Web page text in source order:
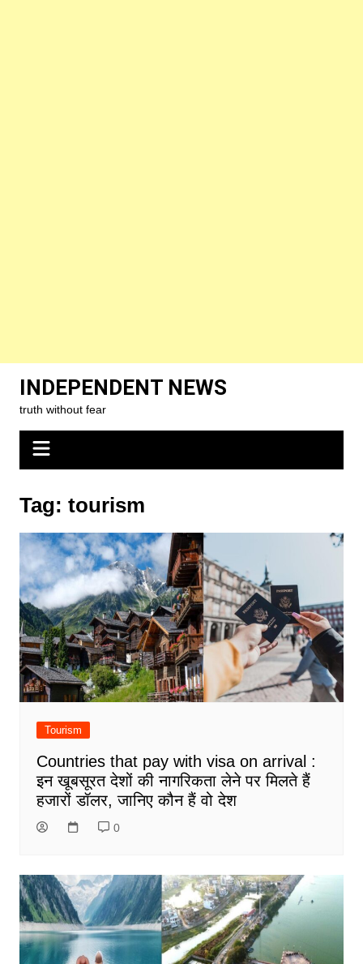
content
INDEPENDENT NEWS
truth without fear
Tag: tourism
Tourism
Countries that pay with visa on arrival :
इन खूबसूरत देशों की नागरिकता लेने पर मिलते हैं
हजारों डॉलर, जानिए कौन हैं वो देश
0